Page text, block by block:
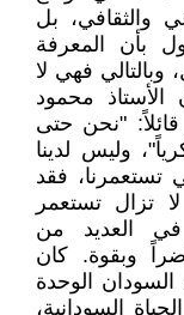
والثقافي، بل
بأن المعرفة
وبالتالي فهي لا
محمود
"نحن حتى
وليس لدينا
تستعمرنا، فقد
تزال تستعمر
في العديد من
وبقوة. كان
السودان الوحدة
السودانية،